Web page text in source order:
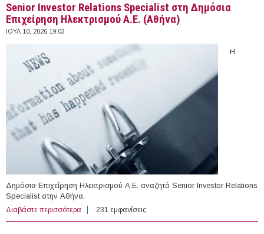
Senior Investor Relations Specialist στη Δημόσια
Επιχείρηση Ηλεκτρισμού Α.Ε. (Αθήνα)
ΙΟΥΛ 10, 2026 19:03
Η
Δημόσια Επιχείρηση Ηλεκτρισμού Α.Ε. αναζητά Senior Investor Relations
Specialist στην Αθήνα.
Διαβάστε περισσότερα για Senior Investor Relations Specialist στη Δημόσια
Επιχείρηση Ηλεκτρισμού Α.Ε. (Αθήνα)
231 εμφανίσεις